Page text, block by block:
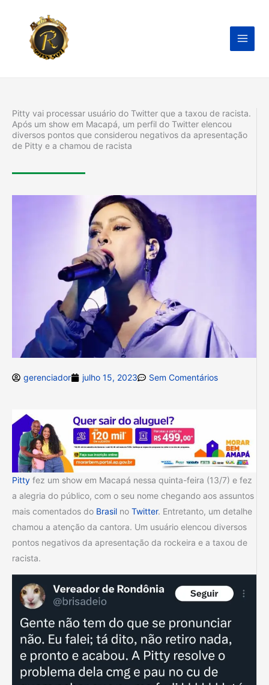
conteúdo
Pitty vai processar usuário do Twitter que a taxou de racista.
Após um show em Macapá, um perfil do Twitter elencou
diversos pontos que considerou negativos da apresentação
de Pitty e a chamou de racista
gerenciador julho 15, 2023 Sem Comentários
Pitty fez um show em Macapá nessa quinta-feira (13/7) e fez
a alegria do público, com o seu nome chegando aos assuntos
mais comentados do Brasil no Twitter. Entretanto, um detalhe
chamou a atenção da cantora. Um usuário elencou diversos
pontos negativos da apresentação da rockeira e a taxou de
racista.